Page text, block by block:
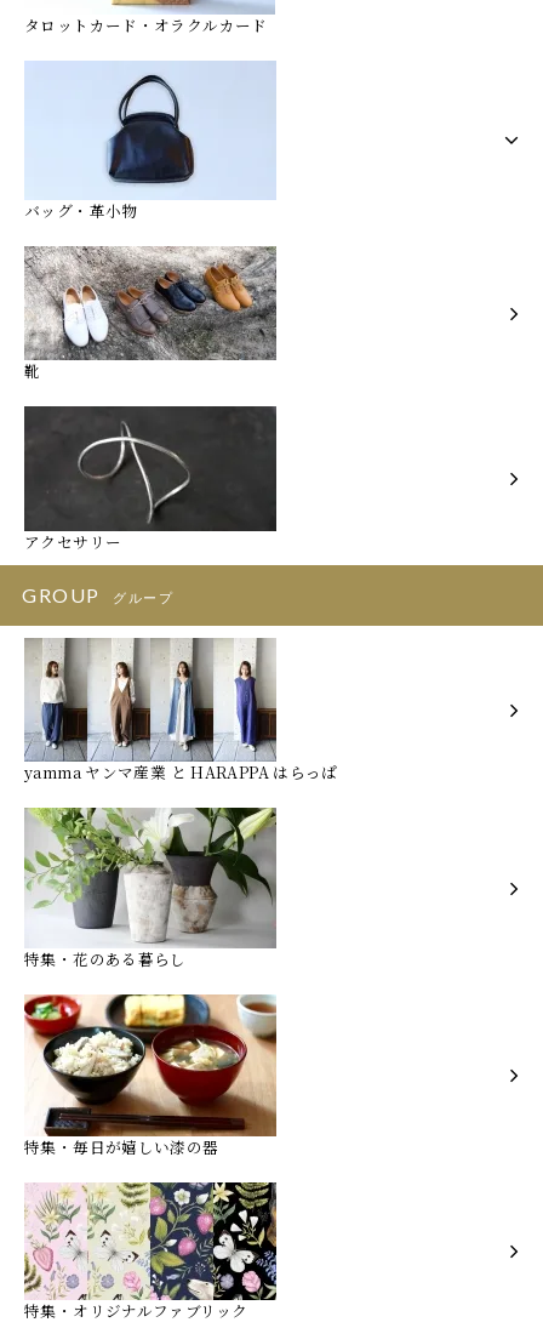
タロットカード・オラクルカード
バッグ・革小物
靴
アクセサリー
GROUP グループ
yamma ヤンマ産業 と HARAPPA はらっぱ
特集・花のある暮らし
特集・毎日が嬉しい漆の器
特集・オリジナルファブリック